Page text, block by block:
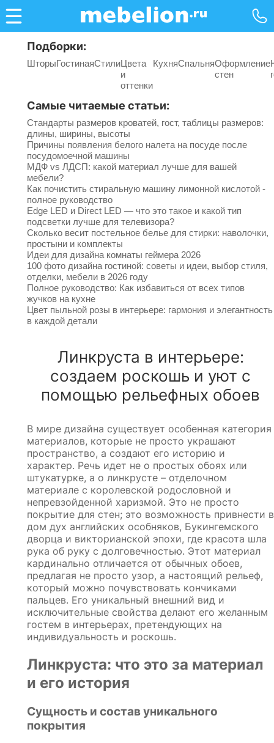
Подборки:
ШторыГостинаяСтилиЦвета
и
оттенки
КухняСпальняОформление
стен
Самые читаемые статьи:
Стандарты размеров кроватей, гост, таблицы размеров:
длины, ширины, высоты
Причины появления белого налета на посуде после
посудомоечной машины
МДФ vs ЛДСП: какой материал лучше для вашей
мебели?
Как почистить стиральную машину лимонной кислотой -
полное руководство
Edge LED и Direct LED — что это такое и какой тип
подсветки лучше для телевизора?
Сколько весит постельное белье для стирки: наволочки,
простыни и комплекты
Идеи для дизайна комнаты геймера 2026
100 фото дизайна гостиной: советы и идеи, выбор стиля,
отделки, мебели в 2026 году
Полное руководство: Как избавиться от всех типов
жучков на кухне
Цвет пыльной розы в интерьере: гармония и элегантность
в каждой детали
Линкруста в интерьере:
создаем роскошь и уют с
помощью рельефных обоев
В мире дизайна существует особенная категория
материалов, которые не просто украшают
пространство, а создают его историю и
характер. Речь идет не о простых обоях или
штукатурке, а о линкрусте – отделочном
материале с королевской родословной и
непревзойденной харизмой. Это не просто
покрытие для стен; это возможность привнести в
дом дух английских особняков, Букингемского
дворца и викторианской эпохи, где красота шла
рука об руку с долговечностью. Этот материал
кардинально отличается от обычных обоев,
предлагая не просто узор, а настоящий рельеф,
который можно почувствовать кончиками
пальцев. Его уникальный внешний вид и
исключительные свойства делают его желанным
гостем в интерьерах, претендующих на
индивидуальность и роскошь.
Линкруста: что это за материал
и его история
Сущность и состав уникального
покрытия